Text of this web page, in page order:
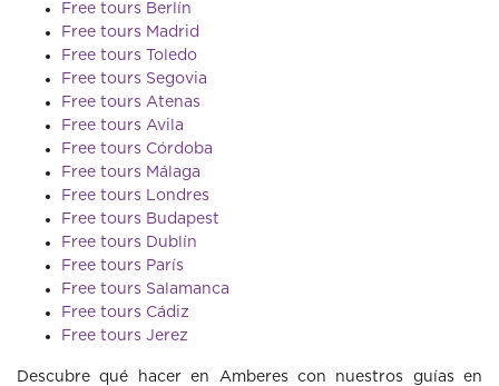
Free tours Berlín
Free tours Madrid
Free tours Toledo
Free tours Segovia
Free tours Atenas
Free tours Avila
Free tours Córdoba
Free tours Málaga
Free tours Londres
Free tours Budapest
Free tours Dublín
Free tours París
Free tours Salamanca
Free tours Cádiz
Free tours Jerez
Descubre qué hacer en Amberes con nuestros guías en